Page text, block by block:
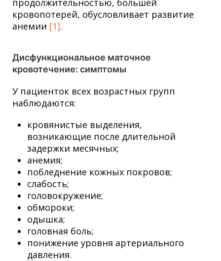
кровопотерей, обусловливает развитие
анемии [1].
Дисфункциональное маточное
кровотечение: симптомы
У пациенток всех возрастных групп
наблюдаются:
кровянистые выделения,
возникающие после длительной
задержки месячных;
анемия;
побледнение кожных покровов;
слабость;
головокружение;
обмороки;
одышка;
головная боль;
понижение уровня артериального
давления.